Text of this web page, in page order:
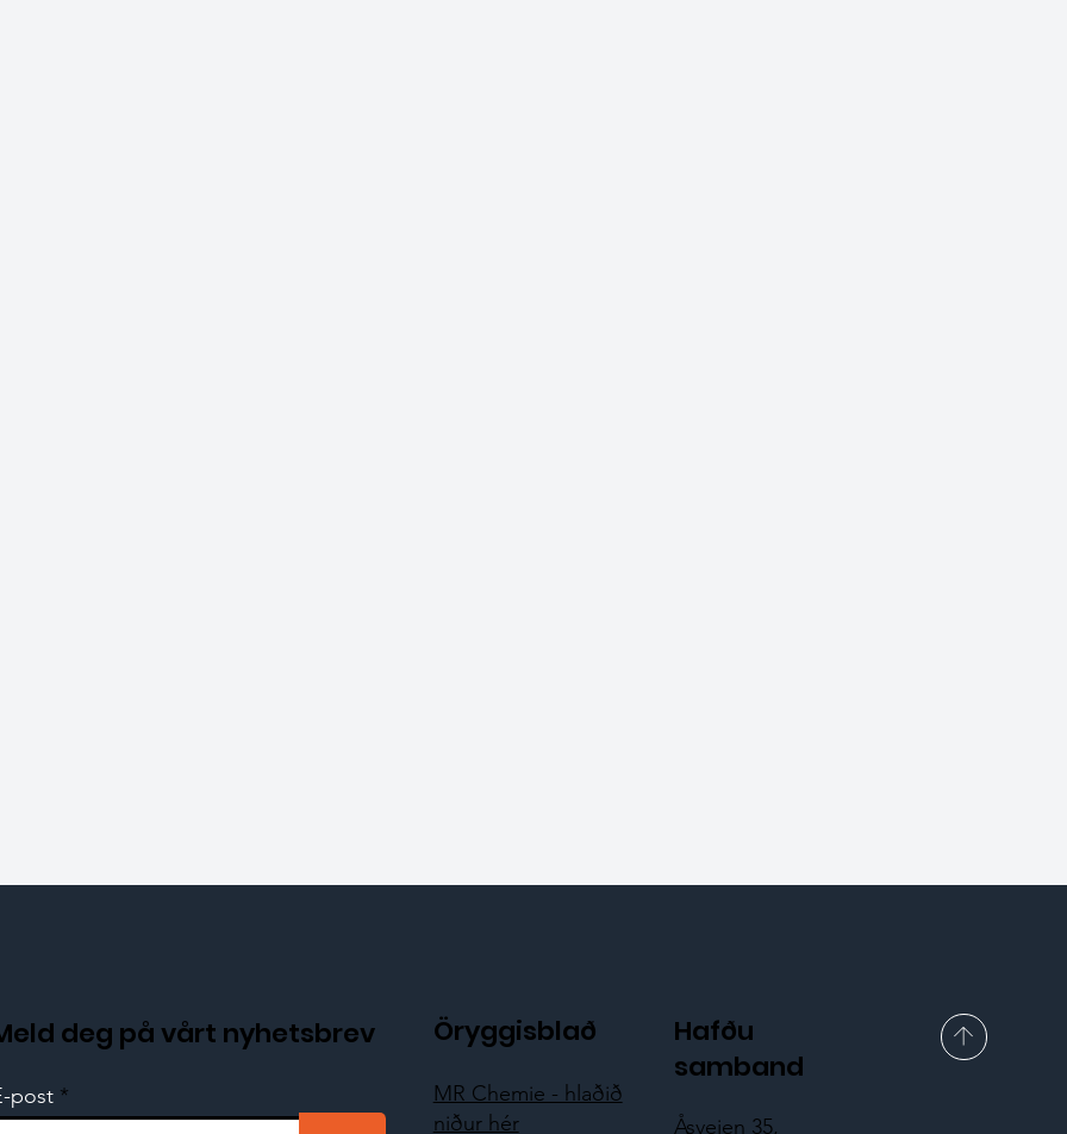
Öryggisblað
MR Chemie - hlaðið
niður hér
Hafðu
samband
Åsveien 35,
deg på vårt nyhetsbrev
post